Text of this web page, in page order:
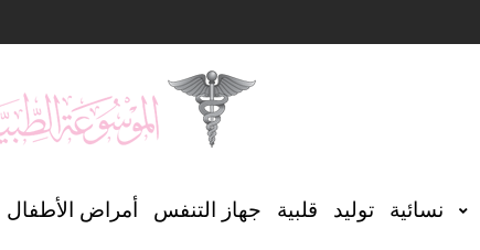
نسائية توليد قلبية جهاز التنفس أمراض الأطفال